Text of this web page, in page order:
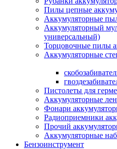
Пилы цепные
Аккумуляторные
Аккумуляторный
универсальный)
Торцовочные пилы
Аккумуляторные
Пистолеты для
Аккумуляторные
Фонари
Радиоприемники
Прочий
Аккумуляторные
Бензоинструмент